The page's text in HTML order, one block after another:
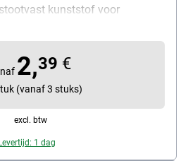
kunststof voor
willekeurig, inhoud per pak: 1
2,39 €
(vanaf 3 stuks)
excl. btw
1 dag